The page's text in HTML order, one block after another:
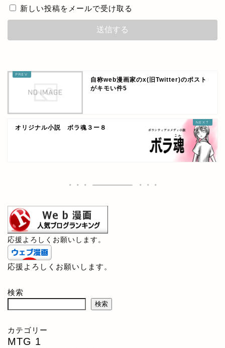
新しい投稿をメールで受け取る
自称web漫画家のx(旧Twitter)のポスト
がキモい件5
オリジナル小説 ボラ魂３ー８
応援よろしくお願いします。
応援よろしくお願いします。
検索
検索
カテゴリー
MTG 1